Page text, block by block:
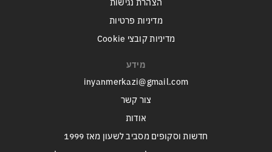
הצהרת נגישות
מדיניות פרטיות
מדיניות קובצי Cookie
מידע
inyanmerkazi@gmail.com
צור קשר
אודות
חדשות וסקופים מסביב לשעון מאז 1999